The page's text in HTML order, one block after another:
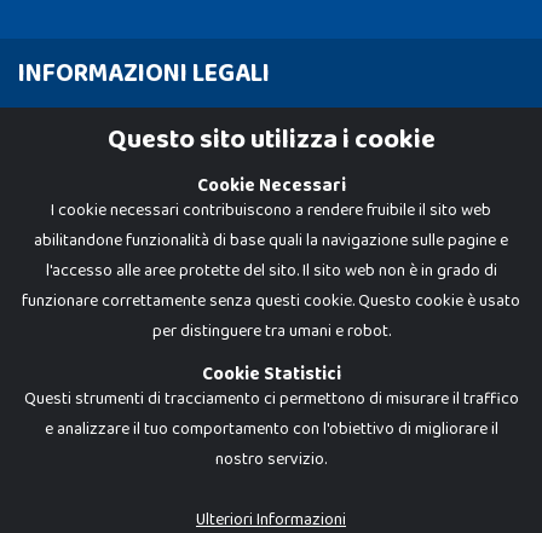
INFORMAZIONI LEGALI
Cookie Policy
Dadi e Mattoncini è un brand di Giocabene Srl. Ogni riproduzione o utilizzo non
I prezzi e le promozioni pubblicate potrebbero differire da quanto esposto in
Questo sito utilizza i cookie
Cookie Necessari
I cookie necessari contribuiscono a rendere fruibile il sito web
abilitandone funzionalità di base quali la navigazione sulle pagine e
l'accesso alle aree protette del sito. Il sito web non è in grado di
funzionare correttamente senza questi cookie. Questo cookie è usato
per distinguere tra umani e robot.
Cookie Statistici
Questi strumenti di tracciamento ci permettono di misurare il traffico
e analizzare il tuo comportamento con l'obiettivo di migliorare il
nostro servizio.
Ulteriori Informazioni